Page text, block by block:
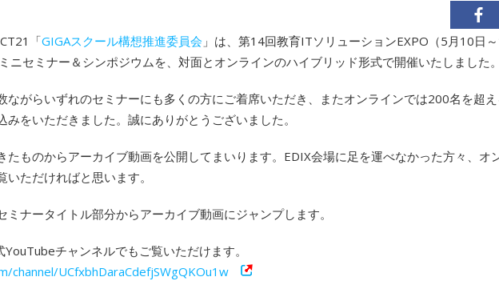
「GIGAスクール構想推進委員会 」は、第14回教育ITソリューションEXPO（5月10日
ニセミナー＆シンポジウムを、対面とオンラインのハイブリッド形式で開催いたしました。
ながらいずれのセミナーにも多くの方にご着席いただき、またオンラインでは200名を超
をいただきました。誠にありがとうございました。
たものからアーカイブ動画を公開してまいります。EDIX会場に足を運べなかった方々、オ
ただければと思います。
ミナータイトル部分からアーカイブ動画にジャンプします。
チャンネルでもご覧いただけます。
channel/UCfxbhDaraCdefjSWgQKOu1w